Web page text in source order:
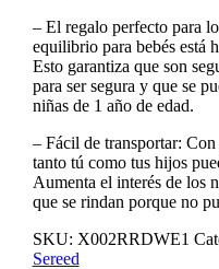
– El regalo perfecto para
equilibrio para bebés está
Esto garantiza que son
para ser segura y que se
niñas de 1 año de edad.
– Fácil de transportar:
tanto tú como tus hijos
Aumenta el interés de los
que se rindan porque no
SKU: X002RRDWE1
Sereed